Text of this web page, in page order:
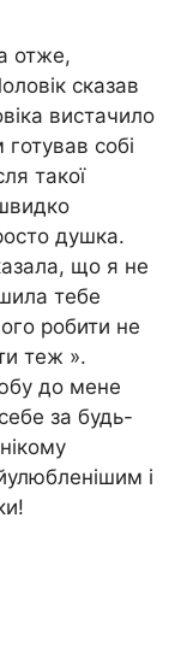
отже,
сказав
вистачило
собі
такої
душка.
що я не
тебе
робити не
теж ».
до мене
за будь-
і